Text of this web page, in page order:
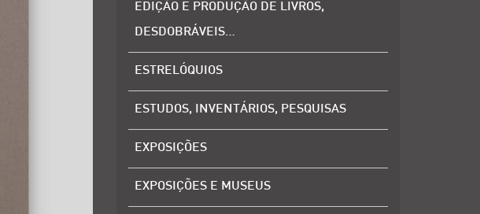
EDIÇÃO E PRODUÇÃO DE LIVROS,
DESDOBRÁVEIS…
ESTRELÓQUIOS
ESTUDOS, INVENTÁRIOS, PESQUISAS
EXPOSIÇÕES
EXPOSIÇÕES E MUSEUS